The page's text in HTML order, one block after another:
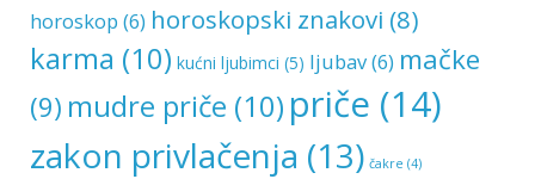
horoskop (6) horoskopski znakovi (8)
karma (10) kućni ljubimci (5) ljubav(6) mačke
(9) mudre priče (10) priče (14)
zakon privlačenja (13) čakre (4)